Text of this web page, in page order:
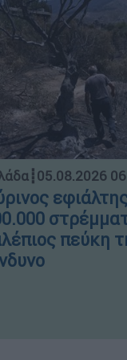
┋05.08.2026
πεύκη